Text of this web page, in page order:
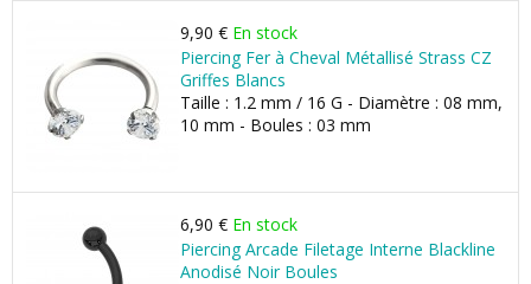
9,90 € En stock
Piercing Fer à Cheval Métallisé Strass CZ
Griffes Blancs
Taille : 1.2 mm / 16 G - Diamètre : 08 mm,
10 mm - Boules : 03 mm
6,90 € En stock
Piercing Arcade Filetage Interne Blackline
Anodisé Noir Boules